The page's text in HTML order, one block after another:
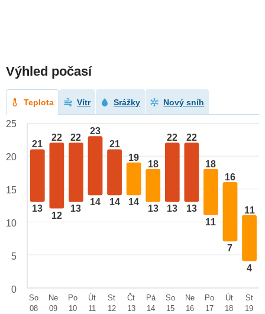
Výhled počasí
Teplota Vítr Srážky Nový sníh
21
13
22
12
22
13
23
14
21
14
19
14
18
13
22
13
22
13
18
11
16
7
11
4
25
20
15
10
5
0
So
08
Ne
09
Po
10
Út
11
St
12
Čt
13
Pá
14
So
15
Ne
16
Po
17
Út
18
St
19